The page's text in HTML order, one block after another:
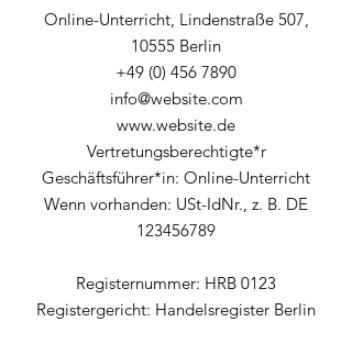
Online-Unterricht, Lindenstraße 507,
10555 Berlin
+49 (0) 456 7890
info@website.com
www.website.de
Vertretungsberechtigte*r
Geschäftsführer*in: Online-Unterricht
Wenn vorhanden: USt-IdNr., z. B. DE
123456789
Registernummer: HRB 0123
Registergericht: Handelsregister Berlin